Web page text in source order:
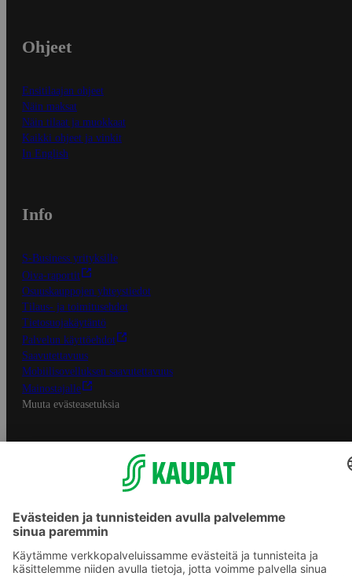
Ohjeet
Ensitilaajan ohjeet
Näin maksat
Näin tilaat ja muokkaat
Kaikki ohjeet ja vinkit
In English
Info
S-Business yrityksille
Oiva-raportit
Osuuskauppojen yhteystiedot
Tilaus- ja toimitusehdot
Tietosuojakäytäntö
Palvelun käyttöehdot
Saavutettavuus
Mobiilisovelluksen saavutettavuus
Mainostajalle
Muuta evästeasetuksia
S-ryhmän palvelut
S-ryhmä
Asiakasomistajuus
S-ostoslista -sovellus